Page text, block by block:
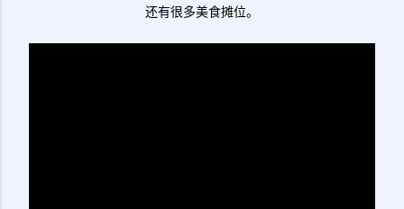
还有很多美食摊位。